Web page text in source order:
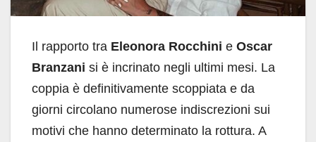
Il rapporto tra Eleonora Rocchini e Oscar
Branzani si è incrinato negli ultimi mesi. La
coppia è definitivamente scoppiata e da
giorni circolano numerose indiscrezioni sui
motivi che hanno determinato la rottura. A